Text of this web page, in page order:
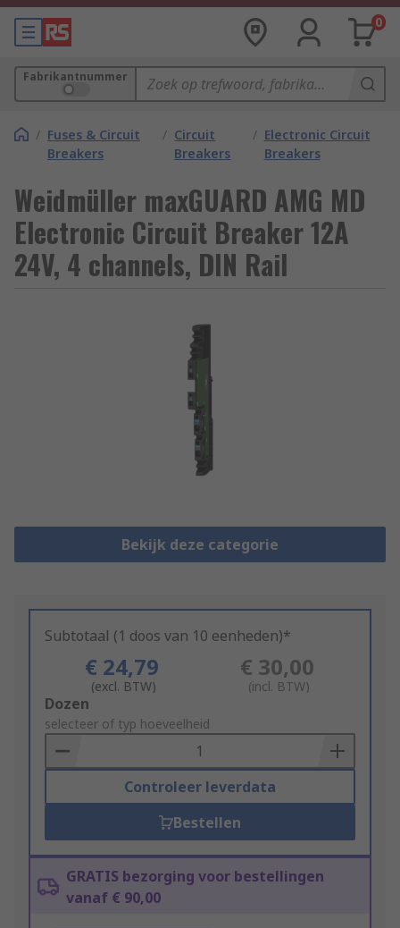
0
Fabrikantnummer
/ Fuses & Circuit
Breakers
/ Circuit
Breakers
/ Electronic Circuit
Breakers
Weidmüller maxGUARD AMG MD
Electronic Circuit Breaker 12A
24V, 4 channels, DIN Rail
Bekijk deze categorie
Subtotaal (1 doos van 10 eenheden)*
€ 24,79
(excl. BTW)
€ 30,00
(incl. BTW)
Add
to
Basket
Dozen
selecteer of typ hoeveelheid
Controleer leverdata
Bestellen
GRATIS bezorging voor bestellingen
vanaf € 90,00